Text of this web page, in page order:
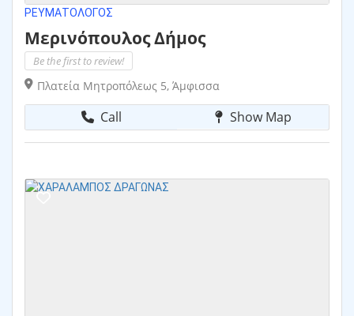
ΡΕΥΜΑΤΟΛΌΓΟΣ
Μερινόπουλος Δήμος
Be the first to review!
Πλατεία Μητροπόλεως 5, Άμφισσα
Call Show Map